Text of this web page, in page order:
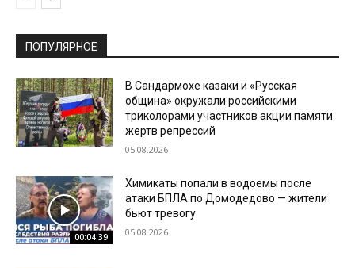
ПОПУЛЯРНОЕ
В Сандармохе казаки и «Русская
община» окружали российскими
триколорами участников акции памяти
жертв репрессий
05.08.2026
00:04:39
Химикаты попали в водоемы после
атаки БПЛА по Домодедово — жители
бьют тревогу
05.08.2026